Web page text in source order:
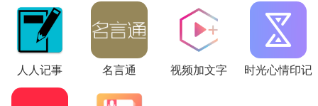
3、打开首页，就可以看到各类商品信息，随意的
购买商品
4、点击搜索，就能快速找到商品信息，让你更好
的购买
5、点击收藏，把你喜欢的商品收藏在平台里，更
人人记事 名言通 视频加文字 时光心情印记